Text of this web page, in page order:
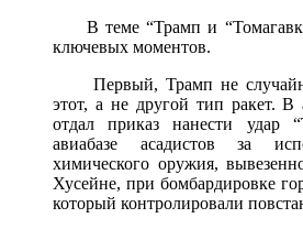
В теме “Трамп и
ключевых моментов.
Первый, Трамп не
этот, а не другой тип ракет. В
отдал приказ нанести удар
авиабазе асадистов за
химического оружия,
Хусейне, при бомбардировке
который контролировали